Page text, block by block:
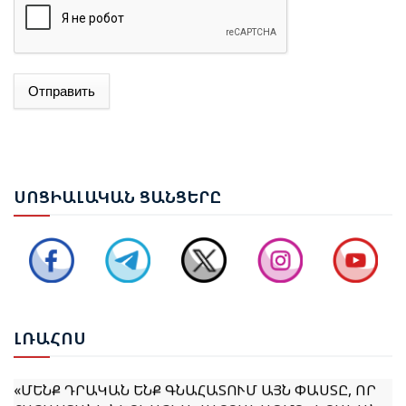
Отправить
ՍՈՑԻԱԼԱԿԱՆ ՑԱՆՑԵՐԸ
ԼՌԱՀՈՍ
ԱԴՐԲԵՋԱՆԻ ԱԳ ՆԱԽԱՐԱՐ ՋԵՅՀՈՒՆ ԲԱՅՐԱՄՈՎԸ
ԵՐԵՎԱՆՈՒՄ ԿԱՅԱՑԵԼ Է ԱՆԻԻ ԿԱՄՐՋԻ
ՎԵՐԱԿԱՆԳՆՄԱՆ ՀԱՐՑԵՐՈՎ ՀԱՅԱՍՏԱՆ-ԹՈՒՐՔԻԱ
ՀԱՅԱՍՏԱՆԻ ՆԵՐԿԱՅԻՍ ՎԱՐՉԱԿԱԶՄԸ «ԻՐԱԿԱՆ